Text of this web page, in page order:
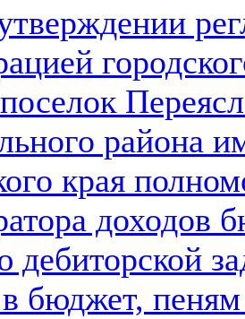
района
края
доходов
дебиторской
бюджет,